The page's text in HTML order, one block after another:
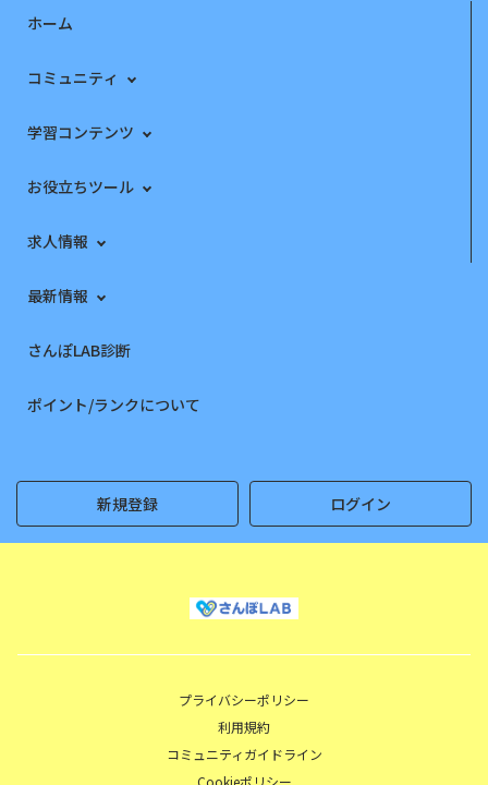
ホーム
コミュニティ
学習コンテンツ
お役立ちツール
求人情報
最新情報
さんぽLAB診断
ポイント/ランクについて
新規登録 ログイン
プライバシーポリシー
利用規約
コミュニティガイドライン
Cookieポリシー